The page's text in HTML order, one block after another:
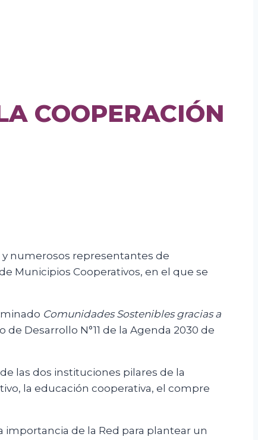
COOPERACIÓN
y numerosos representantes de
Municipios Cooperativos, en el que se
Comunidades Sostenibles gracias a
Desarrollo N°11 de la Agenda 2030 de
las dos instituciones pilares de la
la educación cooperativa, el compre
de la Red para plantear un